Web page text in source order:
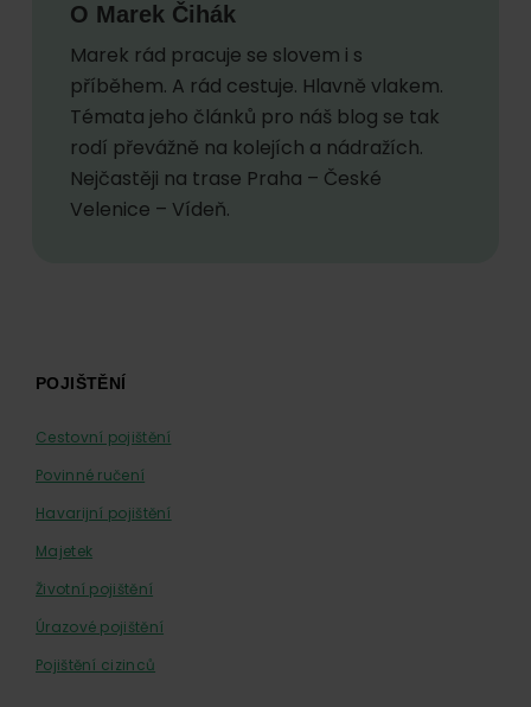
O Marek Čihák
Marek rád pracuje se slovem i s
příběhem. A rád cestuje. Hlavně vlakem.
Témata jeho článků pro náš blog se tak
rodí převážně na kolejích a nádražích.
Nejčastěji na trase Praha – České
Velenice – Vídeň.
FooterPOJIŠTĚNÍ
Cestovní pojištění
Povinné ručení
Havarijní pojištění
Majetek
Životní pojištění
Úrazové pojištění
Pojištění cizinců